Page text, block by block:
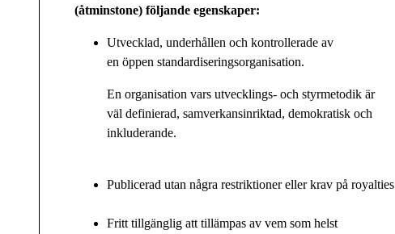
(åtminstone) följande egenskaper:
Utvecklad, underhållen och kontrollerade av
en öppen standardiseringsorganisation.
En organisation vars utvecklings- och styrmetodik är
väl definierad, samverkansinriktad, demokratisk och
inkluderande.
Publicerad utan några restriktioner eller krav på royalties
Fritt tillgänglig att tillämpas av vem som helst